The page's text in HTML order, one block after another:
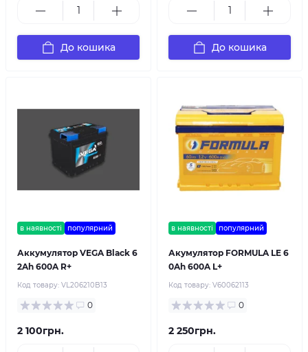
До кошика До кошика
в наявності популярний
Аккумулятор VEGA Black 6
2Ah 600A R+
Код товару: VL206210B13
0
2 100грн.
в наявності популярний
Акумулятор FORMULA LE 6
0Ah 600A L+
Код товару: V60062113
0
2 250грн.